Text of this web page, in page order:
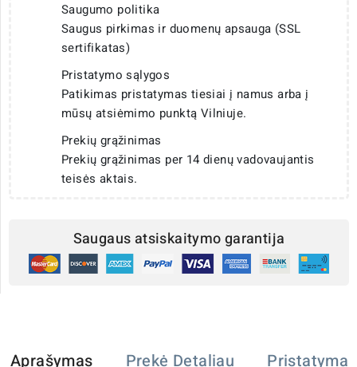
Saugumo politika
Saugus pirkimas ir duomenų apsauga (SSL
sertifikatas)
Pristatymo sąlygos
Patikimas pristatymas tiesiai į namus arba į
mūsų atsiėmimo punktą Vilniuje.
Prekių grąžinimas
Prekių grąžinimas per 14 dienų vadovaujantis
teisės aktais.
Saugaus atsiskaitymo garantija
Aprašymas Prekė Detaliau Pristatymas